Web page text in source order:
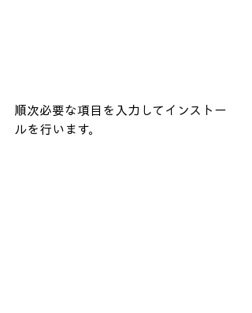
順次必要な項目を入力してインストー
ルを行います。